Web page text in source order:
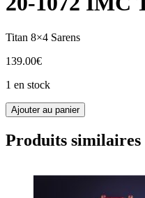
Titan 8×4 Sarens
139.00€
1 en stock
quantité
de
20-
1072
Ajouter au panier
Produits similaires